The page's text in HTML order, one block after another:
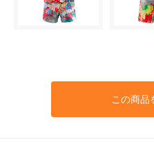
この商品